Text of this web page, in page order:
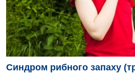
Хірургічне відділення
Для дітей
Дитяча алергологія
Синдром рибного запаху